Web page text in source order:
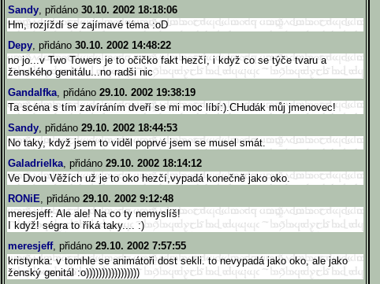
Sandy, přidáno 30.10. 2002 18:18:06
Hm, rozjíždí se zajímavé téma :oD
Depy, přidáno 30.10. 2002 14:48:22
no jo...v Two Towers je to očičko fakt hezčí, i když co se týče tvaru a
ženského genitálu...no radši nic
Gandalfka, přidáno 29.10. 2002 19:38:19
Ta scéna s tím zavíráním dveří se mi moc líbí:).CHudák můj jmenovec!
Sandy, přidáno 29.10. 2002 18:44:53
No taky, když jsem to viděl poprvé jsem se musel smát.
Galadrielka, přidáno 29.10. 2002 18:14:12
Ve Dvou Věžích už je to oko hezčí,vypadá konečně jako oko.
RONiE, přidáno 29.10. 2002 9:12:48
meresjeff: Ale ale! Na co ty nemyslíš!
I když! ségra to říká taky.... :)
meresjeff, přidáno 29.10. 2002 7:57:55
kristynka: v tomhle se animátoři dost sekli. to nevypadá jako oko, ale jako
ženský genitál :o)))))))))))))))))